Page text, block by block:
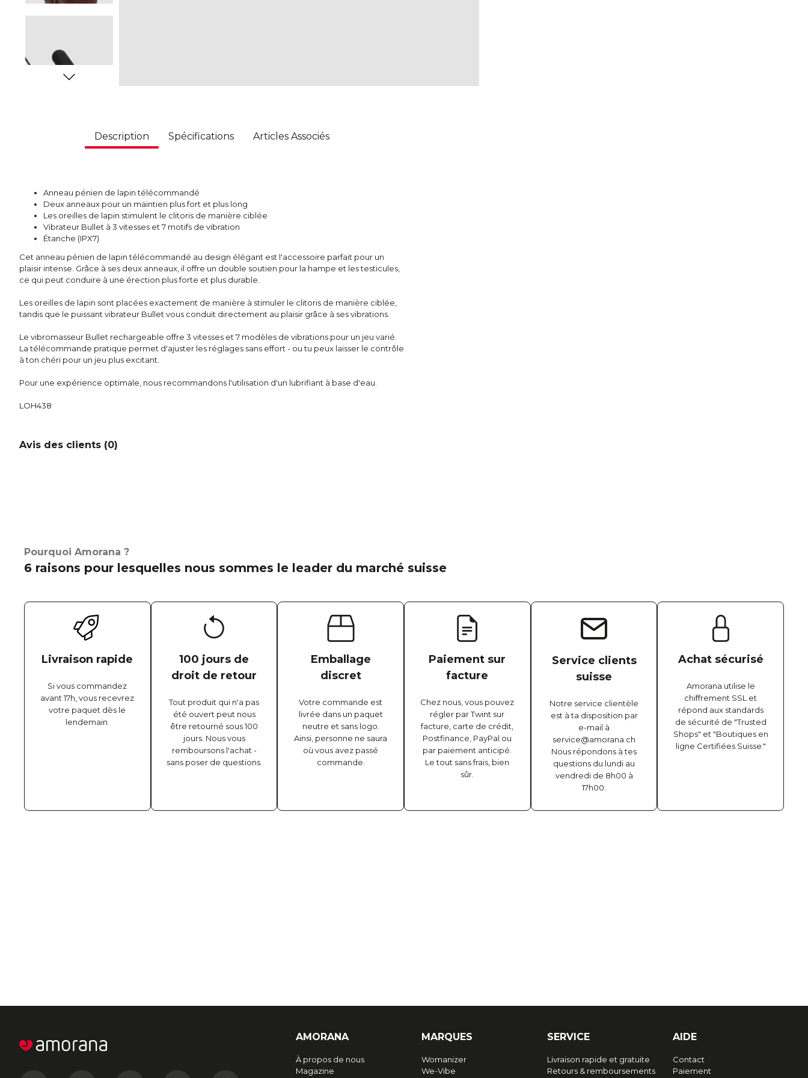
Description Spécifications Articles Associés
Anneau pénien de lapin télécommandé
Deux anneaux pour un maintien plus fort et plus long
Les oreilles de lapin stimulent le clitoris de manière ciblée
Vibrateur Bullet à 3 vitesses et 7 motifs de vibration
Étanche (IPX7)
Cet anneau pénien de lapin télécommandé au design élégant est l'accessoire parfait pour un
plaisir intense. Grâce à ses deux anneaux, il offre un double soutien pour la hampe et les testicules,
ce qui peut conduire à une érection plus forte et plus durable.
Les oreilles de lapin sont placées exactement de manière à stimuler le clitoris de manière ciblée,
tandis que le puissant vibrateur Bullet vous conduit directement au plaisir grâce à ses vibrations.
Le vibromasseur Bullet rechargeable offre 3 vitesses et 7 modèles de vibrations pour un jeu varié.
La télécommande pratique permet d'ajuster les réglages sans effort - ou tu peux laisser le contrôle
à ton chéri pour un jeu plus excitant.
Pour une expérience optimale, nous recommandons l'utilisation d'un lubrifiant à base d'eau.
LOH438
Avis des clients (0)
Pourquoi Amorana ?
6 raisons pour lesquelles nous sommes le leader du marché suisse
Livraison rapide
Si vous commandez
avant 17h, vous recevrez
votre paquet dès le
lendemain.
100 jours de
droit de retour
Tout produit qui n'a pas
été ouvert peut nous
être retourné sous 100
jours. Nous vous
remboursons l'achat -
sans poser de questions.
Emballage
discret
Votre commande est
livrée dans un paquet
neutre et sans logo.
Ainsi, personne ne saura
où vous avez passé
commande.
Paiement sur
facture
Chez nous, vous pouvez
régler par Twint sur
facture, carte de crédit,
Postfinance, PayPal ou
par paiement anticipé.
Le tout sans frais, bien
sûr.
Service clients
suisse
Notre service clientèle
est à ta disposition par
e-mail à
service@amorana.ch
Nous répondons à tes
questions du lundi au
vendredi de 8h00 à
17h00.
Achat sécurisé
Amorana utilise le
chiffrement SSL et
répond aux standards
de sécurité de "Trusted
Shops" et "Boutiques en
ligne Certifiées Suisse."
AMORANA
À propos de nous
Magazine
MARQUES
Womanizer
We-Vibe
SERVICE
Livraison rapide et gratuite
Retours & remboursements
AIDE
Contact
Paiement